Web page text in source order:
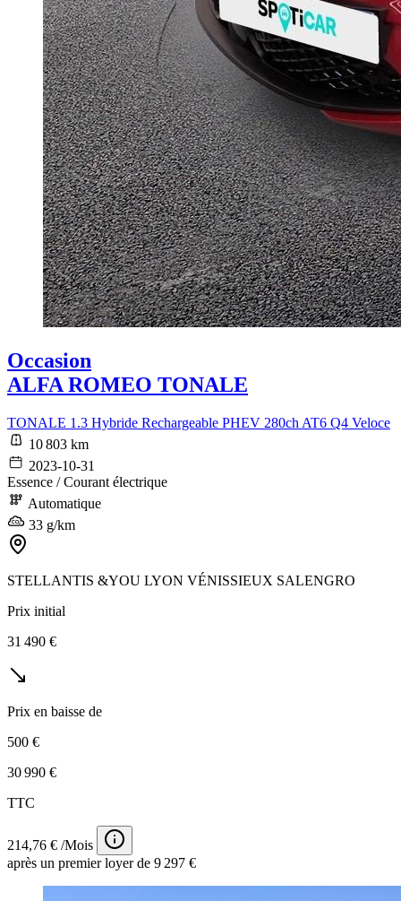
Occasion
ALFA ROMEO TONALE
TONALE 1.3 Hybride Rechargeable PHEV 280ch AT6 Q4 Veloce
10 803 km
2023-10-31
Essence / Courant électrique
Automatique
33 g/km
STELLANTIS &YOU LYON VÉNISSIEUX SALENGRO
Prix initial
31 490 €
Prix en baisse de
500 €
30 990 €
TTC
214,76 € /Mois
après un premier loyer de 9 297 €